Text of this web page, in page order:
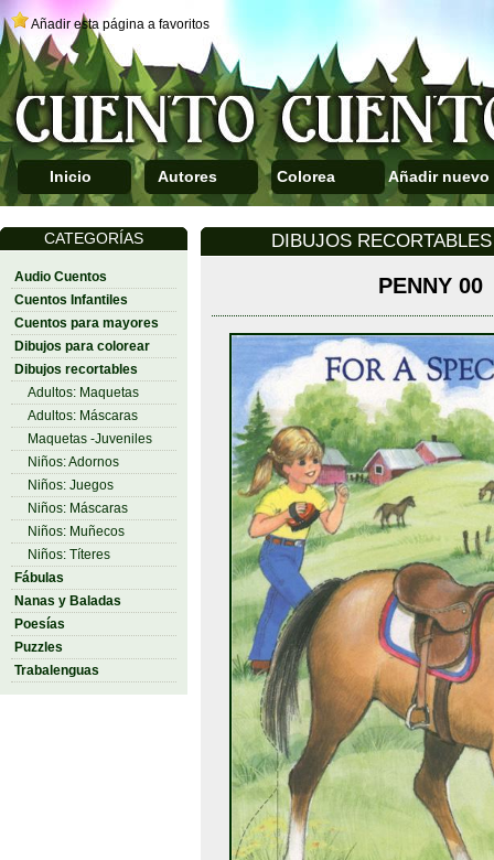
Añadir esta página a favoritos
Inicio Autores Colorea Añadir nuevo
CATEGORÍAS
Audio Cuentos
Cuentos Infantiles
Cuentos para mayores
Dibujos para colorear
Dibujos recortables
Adultos: Maquetas
Adultos: Máscaras
Maquetas -Juveniles
Niños: Adornos
Niños: Juegos
Niños: Máscaras
Niños: Muñecos
Niños: Títeres
Fábulas
Nanas y Baladas
Poesías
Puzzles
Trabalenguas
DIBUJOS
PENNY 00